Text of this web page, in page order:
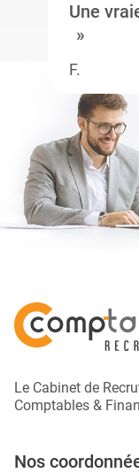
Une
F.
Le Cabinet de
Comptables &
Nos